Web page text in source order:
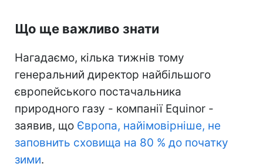
Що ще важливо знати
Нагадаємо, кілька тижнів тому
генеральний директор найбільшого
європейського постачальника
природного газу - компанії Equinor -
заявив, що Європа, найімовірніше, не
заповнить сховища на 80 % до початку
зими.